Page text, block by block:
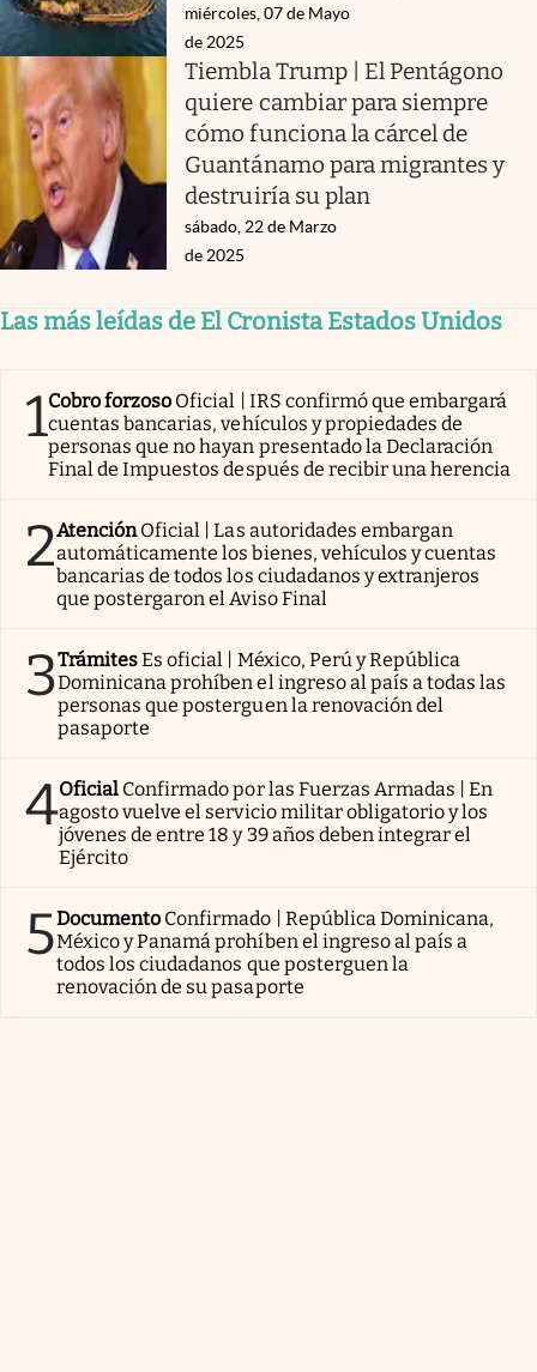
miércoles, 07 de Mayo
de 2025
Tiembla Trump | El Pentágono
quiere cambiar para siempre
cómo funciona la cárcel de
Guantánamo para migrantes y
destruiría su plan
sábado, 22 de Marzo
de 2025
Las más leídas de El Cronista Estados Unidos
1Cobro forzoso Oficial | IRS confirmó que embargará
cuentas bancarias, vehículos y propiedades de
personas que no hayan presentado la Declaración
Final de Impuestos después de recibir una herencia
2AtenciónOficial | Las autoridades embargan
automáticamente los bienes, vehículos y cuentas
bancarias de todos los ciudadanos y extranjeros
que postergaron el Aviso Final
3TrámitesEs oficial | México, Perú y República
Dominicana prohíben el ingreso al país a todas las
personas que posterguen la renovación del
pasaporte
4Oficial Confirmado por las Fuerzas Armadas | En
agosto vuelve el servicio militar obligatorio y los
jóvenes de entre 18 y 39 años deben integrar el
Ejército
5Documento Confirmado | República Dominicana,
México y Panamá prohíben el ingreso al país a
todos los ciudadanos que posterguen la
renovación de su pasaporte